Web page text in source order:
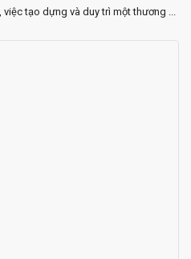
tạo dựng và duy trì một thương ...